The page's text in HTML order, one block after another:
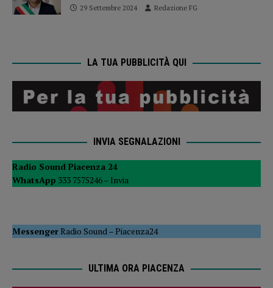
29 Settembre 2024 Redazione FG
LA TUA PUBBLICITÀ QUI
INVIA SEGNALAZIONI
Radio Sound Piacenza 24
WhatsApp 333 7575246 – Invia
MessengerRadio Sound–Piacenza24
ULTIMA ORA PIACENZA